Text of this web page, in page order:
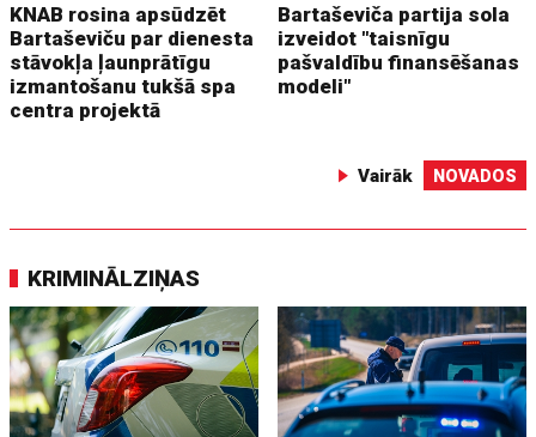
KNAB rosina apsūdzēt
Bartaševiču par dienesta
stāvokļa ļaunprātīgu
izmantošanu tukšā spa
centra projektā
Bartaševiča partija sola
izveidot "taisnīgu
pašvaldību finansēšanas
modeli"
Vairāk NOVADOS
KRIMINĀLZIŅAS